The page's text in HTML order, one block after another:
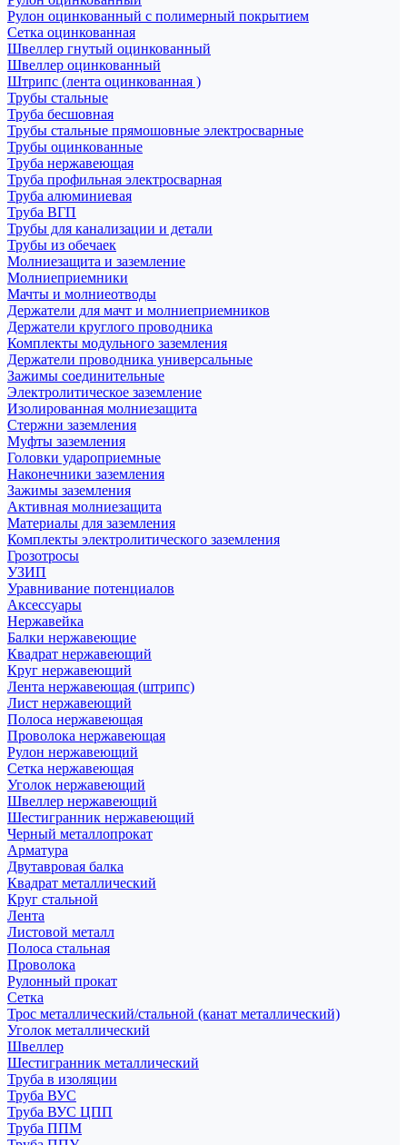
Рулон оцинкованный с полимерный покрытием
Сетка оцинкованная
Швеллер гнутый оцинкованный
Швеллер оцинкованный
Штрипс (лента оцинкованная )
Трубы стальные
Труба бесшовная
Трубы стальные прямошовные электросварные
Трубы оцинкованные
Труба нержавеющая
Труба профильная электросварная
Труба алюминиевая
Труба ВГП
Трубы для канализации и детали
Трубы из обечаек
Молниезащита и заземление
Молниеприемники
Мачты и молниеотводы
Держатели для мачт и молниеприемников
Держатели круглого проводника
Комплекты модульного заземления
Держатели проводника универсальные
Зажимы соединительные
Электролитическое заземление
Изолированная молниезащита
Стержни заземления
Муфты заземления
Головки удароприемные
Наконечники заземления
Зажимы заземления
Активная молниезащита
Материалы для заземления
Комплекты электролитического заземления
Грозотросы
УЗИП
Уравнивание потенциалов
Аксессуары
Нержавейка
Балки нержавеющие
Квадрат нержавеющий
Круг нержавеющий
Лента нержавеющая (штрипс)
Лист нержавеющий
Полоса нержавеющая
Проволока нержавеющая
Рулон нержавеющий
Сетка нержавеющая
Уголок нержавеющий
Швеллер нержавеющий
Шестигранник нержавеющий
Черный металлопрокат
Арматура
Двутавровая балка
Квадрат металлический
Круг стальной
Лента
Листовой металл
Полоса стальная
Проволока
Рулонный прокат
Сетка
Трос металлический/стальной (канат металлический)
Уголок металлический
Швеллер
Шестигранник металлический
Труба в изоляции
Труба ВУС
Труба ВУС ЦПП
Труба ППМ